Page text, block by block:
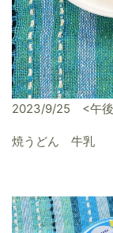
2023/9/25 <午後
焼うどん 牛乳